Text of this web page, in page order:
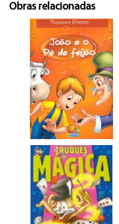
Obras relacionadas